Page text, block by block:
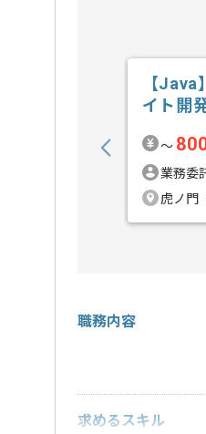
【
イト開
〜
業務委
虎ノ門
職務内容
求めるスキル